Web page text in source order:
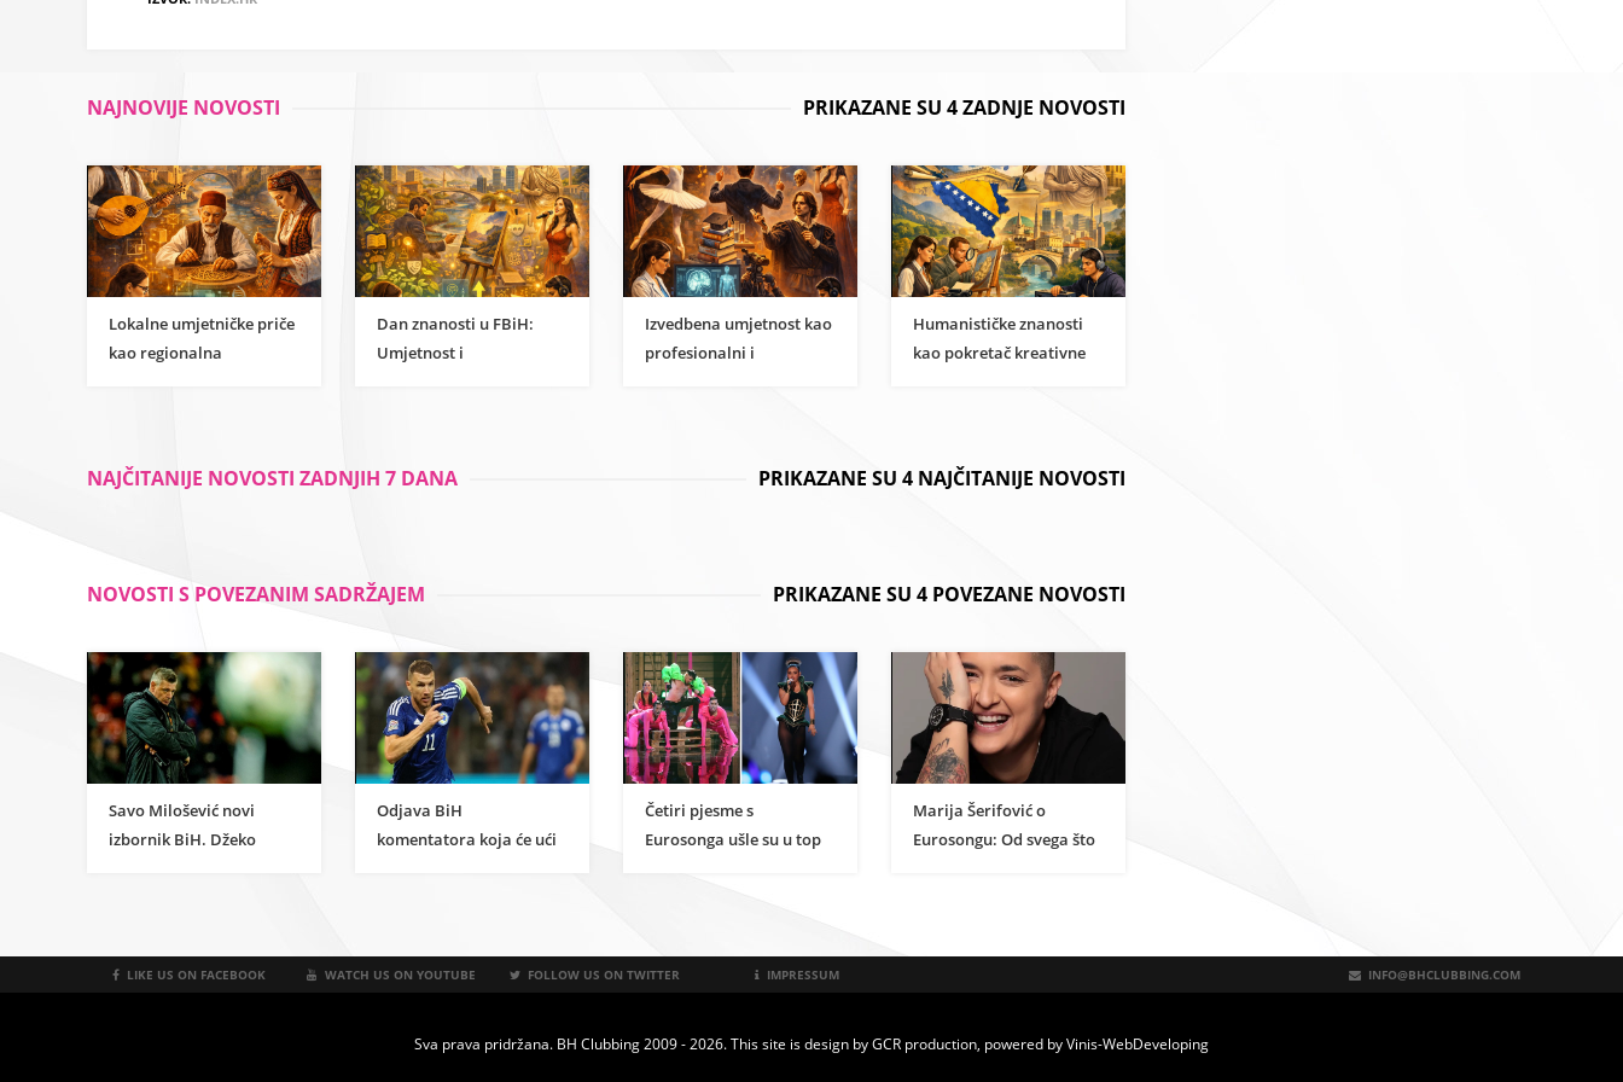
NAJNOVIJE NOVOSTI PRIKAZANE SU 4 ZADNJE NOVOSTI
Lokalne umjetničke priče
kao regionalna
umjetnosti
Dan znanosti u FBiH:
Umjetnost i
Izvedbena umjetnost kao
profesionalni i
Humanističke znanosti
kao pokretač kreativne
NAJČITANIJE NOVOSTI ZADNJIH 7 DANA PRIKAZANE SU 4 NAJČITANIJE NOVOSTI
NOVOSTI S POVEZANIM SADRŽAJEM PRIKAZANE SU 4 POVEZANE NOVOSTI
Savo Milošević novi
izbornik BiH. Džeko
Odjava BiH
komentatora koja će ući
Četiri pjesme s
Eurosonga ušle su u top
Marija Šerifović o
Eurosongu: Od svega što
LIKE US ON FACEBOOK WATCH US ON YOUTUBE FOLLOW US ON TWITTER IMPRESSUM INFO@BHCLUBBING.COM
Sva prava pridržana. BH Clubbing 2009 - 2026. This site is design byGCR production, powered byVinis-WebDeveloping